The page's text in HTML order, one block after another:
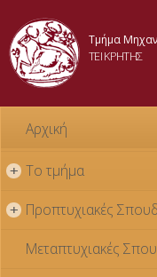
Τμήμα
ΤΕΙ ΚΡΗΤΗΣ
Αρχική
+ Το τμήμα
+ Προπτυχιακές
Μεταπτυχιακές